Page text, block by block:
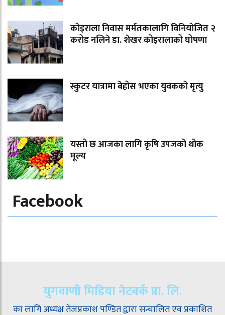
कोइराला निवास मर्मतकालागि विनियोजित २
करोड नलिने डा. शेखर कोइरालाको घोषणा
स्कुटर यात्रामा बेहोस भएका युवकको मृत्यु
यस्तो छ आजका लागि कृषि उपजको थोक
मूल्य
Facebook
युगवाणी मिडिया नेटवर्क प्रा. लि.
का लागि अध्यक्ष तेजप्रकाश पण्डित द्वारा सन्चालित एव प्रकाशित